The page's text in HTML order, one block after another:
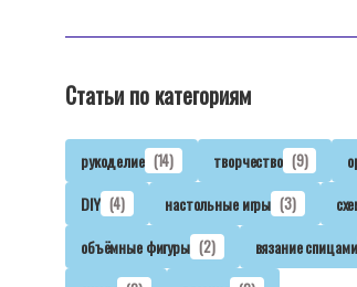
Статьи по категориям
рукоделие (14) творчество (9)
DIY (4) настольные игры (3)
объёмные фигуры (2) вязание спицами